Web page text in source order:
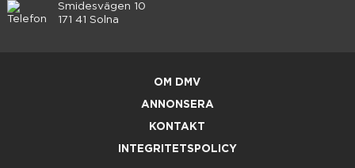
Smidesvägen 10
171 41 Solna
OM DMV
ANNONSERA
KONTAKT
INTEGRITETSPOLICY